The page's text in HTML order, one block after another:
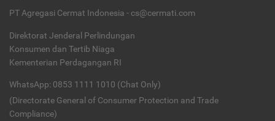
PT Agregasi Cermat Indonesia - cs@cermati.com
Direktorat Jenderal Perlindungan
Konsumen dan Tertib Niaga
Kementerian Perdagangan RI
WhatsApp: 0853 1111 1010 (Chat Only)
(Directorate General of Consumer Protection and Trade
Compliance)